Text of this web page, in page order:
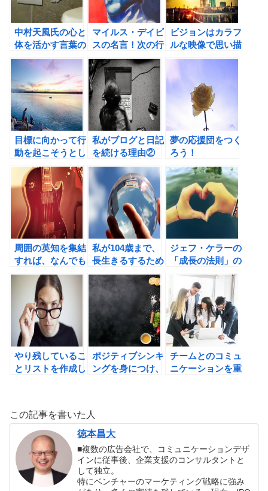
中村天風氏の心と
体を活かす言葉の
書評
マイルス・デイビ
スの名言！次の行
動を変えること
で、未来がどんど
ん変わっていく。
ビジョンはカラフ
ルな映像で思い描
こう！目標を映像
目標に向かって行
動を起こそうとし
ない人は5倍あき
らめやすく、人生
に対して3倍の不
満を抱えている。
（デビッド・ニー
ブン）
私がブログと日記
を続ける理由②
夢の応援団をつく
ろう！
周囲の英知を集結
すれば、なんでも
できるの法則。
私が104歳まで、
長生きるするため
にすべきこと
ジェフ・ケラーの
「成長の法則」の
書評
やり残しているこ
とリストを作成し
ポジティブシンキ
ングを身につけ、
チームとのコミュ
ニケーションを重
この記事を書いた人
徳本昌大
■複数の広告会社で、コミュニケーションデザ
インに従事後、企業支援のコンサルタントと
して独立。
特にベンチャーのマーケティング戦略に強み